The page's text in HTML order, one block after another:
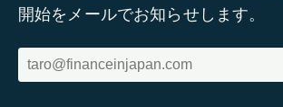
開始をメールでお知らせします。